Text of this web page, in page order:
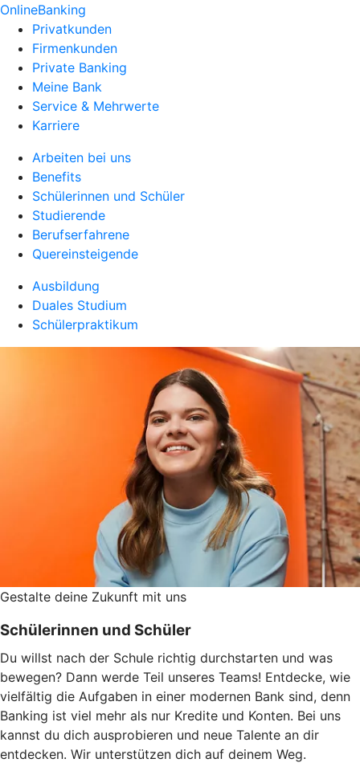
OnlineBanking
Privatkunden
Firmenkunden
Private Banking
Meine Bank
Service & Mehrwerte
Karriere
Arbeiten bei uns
Benefits
Schülerinnen und Schüler
Studierende
Berufserfahrene
Quereinsteigende
Ausbildung
Duales Studium
Schülerpraktikum
Gestalte deine Zukunft mit uns
Schülerinnen und Schüler
Du willst nach der Schule richtig durchstarten und was
bewegen? Dann werde Teil unseres Teams! Entdecke, wie
vielfältig die Aufgaben in einer modernen Bank sind, denn
Banking ist viel mehr als nur Kredite und Konten. Bei uns
kannst du dich ausprobieren und neue Talente an dir
entdecken. Wir unterstützen dich auf deinem Weg.